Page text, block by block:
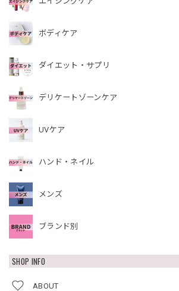
ボディケア
ダイエット・サプリ
デリケートゾーンケア
UVケア
ハンド・ネイル
メンズ
ブランド別
SHOP INFO
ABOUT